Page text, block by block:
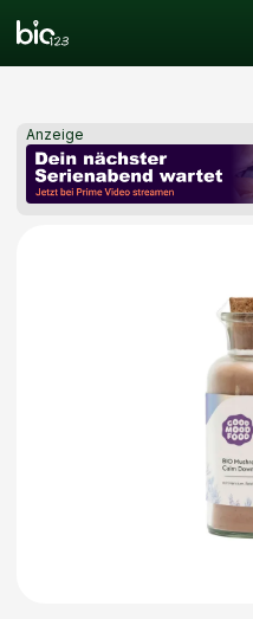
Anzeige